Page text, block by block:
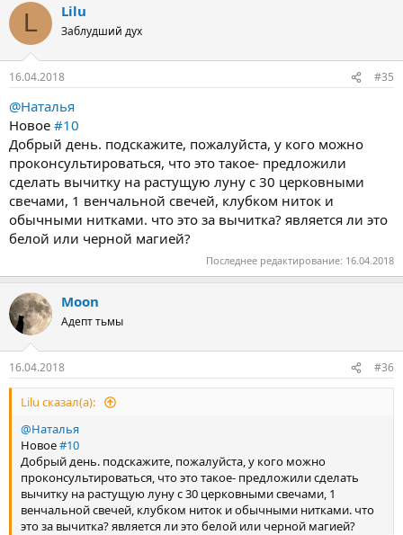
L Lilu
Заблудший дух
16.04.2018 #35
@Наталья
Новое #10
Добрый день. подскажите, пожалуйста, у кого можно
проконсультироваться, что это такое- предложили
сделать вычитку на растущую луну с 30 церковными
свечами, 1 венчальной свечей, клубком ниток и
обычными нитками. что это за вычитка? является ли это
белой или черной магией?
Последнее редактирование: 16.04.2018
Moon
Адепт тьмы
16.04.2018 #36
Lilu сказал(а):
@Наталья
Новое#10
Добрый день. подскажите, пожалуйста, у кого можно
проконсультироваться, что это такое- предложили сделать
вычитку на растущую луну с 30 церковными свечами, 1
венчальной свечей, клубком ниток и обычными нитками. что
это за вычитка? является ли это белой или черной магией?